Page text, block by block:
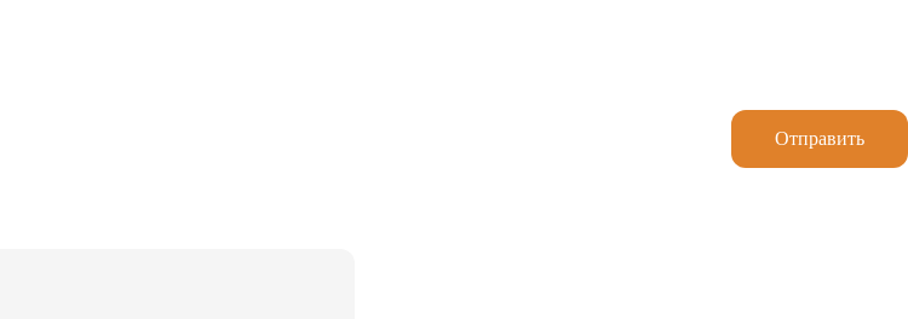
Отправить